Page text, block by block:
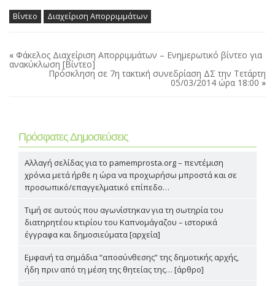
Βίντεο Διαχείριση Απορριμμάτων
« Φάκελος Διαχείριση Απορριμμάτων – Ενημερωτικό βίντεο για
ανακύκλωση [Βίντεο]
Πρόσκληση σε 7η τακτική συνεδρίαση ΔΣ την Τετάρτη
05/03/2014 ώρα 18:00 »
Πρόσφατες Δημοσιεύσεις
Αλλαγή σελίδας για το pamemprosta.org – πεντέμιση
χρόνια μετά ήρθε η ώρα να προχωρήσω μπροστά και σε
προσωπικό/επαγγελματικό επίπεδο…
Τιμή σε αυτούς που αγωνίστηκαν για τη σωτηρία του
διατηρητέου κτιρίου του Καπνομάγαζου – ιστορικά
έγγραφα και δημοσιεύματα [αρχεία]
Εμφανή τα σημάδια “αποσύνθεσης” της δημοτικής αρχής,
ήδη πριν από τη μέση της θητείας της… [άρθρο]